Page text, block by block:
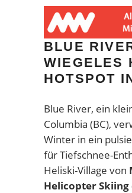
BLUE
WIEGELES
HOTSPOT
Blue River, ein
Columbia (BC),
Winter in ein
für Tiefschnee-
Heliski-Village von
Helicopter Skiing